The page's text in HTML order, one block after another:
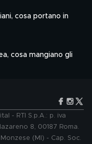
cosa portano in
cosa mangiano gli
- RTI S.p.A.: p. iva
8, 00187 Roma.
(MI) - Cap. Soc.